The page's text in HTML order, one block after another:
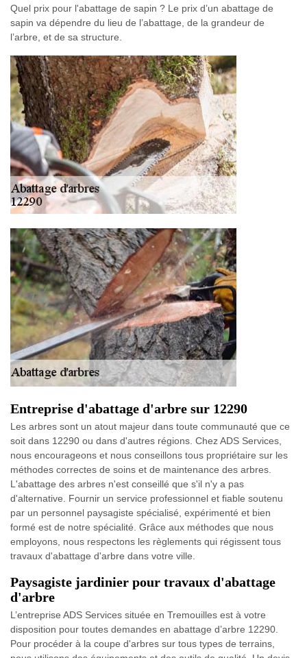
Quel prix pour l'abattage de sapin ? Le prix d’un abattage de
sapin va dépendre du lieu de l’abattage, de la grandeur de
l’arbre, et de sa structure.
Entreprise d'abattage d'arbre sur 12290
Les arbres sont un atout majeur dans toute communauté que ce
soit dans 12290 ou dans d'autres régions. Chez ADS Services,
nous encourageons et nous conseillons tous propriétaire sur les
méthodes correctes de soins et de maintenance des arbres.
L'abattage des arbres n'est conseillé que s'il n'y a pas
d'alternative. Fournir un service professionnel et fiable soutenu
par un personnel paysagiste spécialisé, expérimenté et bien
formé est de notre spécialité. Grâce aux méthodes que nous
employons, nous respectons les règlements qui régissent tous
travaux d'abattage d'arbre dans votre ville.
Paysagiste jardinier pour travaux d'abattage
d'arbre
L’entreprise ADS Services située en Tremouilles est à votre
disposition pour toutes demandes en abattage d’arbre 12290.
Pour procéder à la coupe d'arbres sur tous types de terrains,